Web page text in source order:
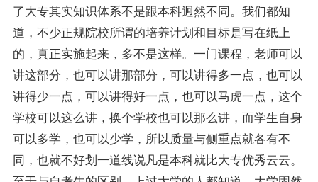
了大专其实知识体系不是跟本科迥然不同。我们都知
道，不少正规院校所谓的培养计划和目标是写在纸上
的，真正实施起来，多不是这样。一门课程，老师可以
讲这部分，也可以讲那部分，可以讲得多一点，也可以
讲得少一点，可以讲得好一点，也可以马虎一点，这个
学校可以这么讲，换个学校也可以那么讲，而学生自身
可以多学，也可以少学，所以质量与侧重点就各有不
同，也就不好划一道线说凡是本科就比大专优秀云云。